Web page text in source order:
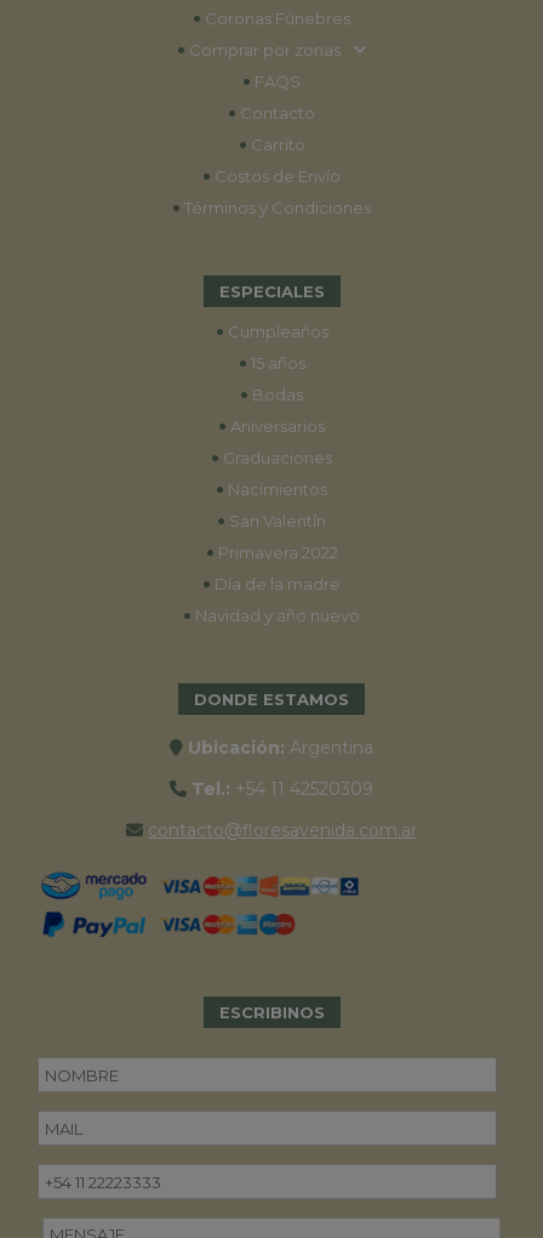
• Coronas Fúnebres
• Comprar por zonas
• FAQS
• Contacto
• Carrito
• Costos de Envío
• Términos y Condiciones
ESPECIALES
• Cumpleaños
• 15 años
• Bodas
• Aniversarios
• Graduaciones
• Nacimientos
• San Valentín
• Primavera 2022
• Día de la madre
• Navidad y año nuevo
DONDE ESTAMOS
Ubicación: Argentina
Tel.: +54 11 42520309
contacto@floresavenida.com.ar
ESCRIBINOS